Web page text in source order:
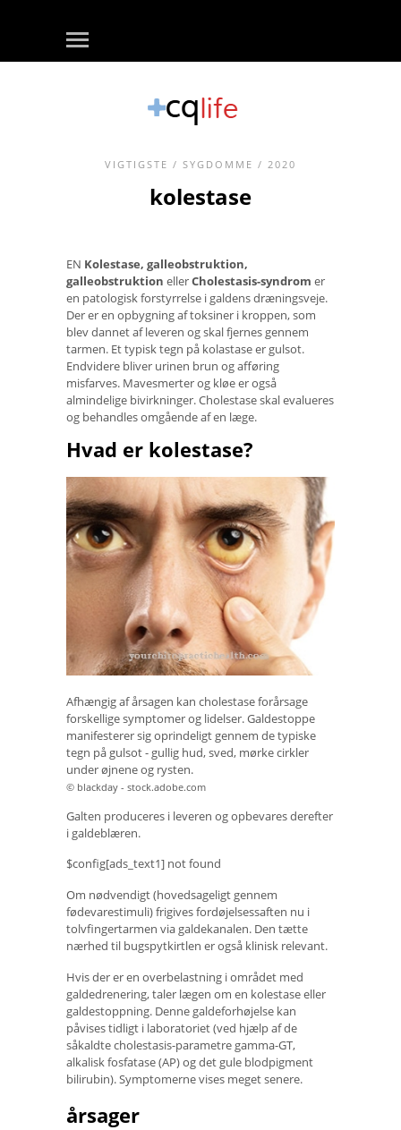
VIGTIGSTE / SYGDOMME / 2020
kolestase
EN Kolestase, galleobstruktion,
galleobstruktion ellerCholestasis-syndrom er
en patologisk forstyrrelse i galdens dræningsveje.
Der er en opbygning af toksiner i kroppen, som
blev dannet af leveren og skal fjernes gennem
tarmen. Et typisk tegn på kolastase er gulsot.
Endvidere bliver urinen brun og afføring
misfarves. Mavesmerter og kløe er også
almindelige bivirkninger. Cholestase skal evalueres
og behandles omgående af en læge.
Hvad er kolestase?
Afhængig af årsagen kan cholestase forårsage
forskellige symptomer og lidelser. Galdestoppe
manifesterer sig oprindeligt gennem de typiske
tegn på gulsot - gullig hud, sved, mørke cirkler
under øjnene og rysten.
© blackday - stock.adobe.com
Galten produceres i leveren og opbevares derefter
i galdeblæren.
$config[ads_text1] not found
Om nødvendigt (hovedsageligt gennem
fødevarestimuli) frigives fordøjelsessaften nu i
tolvfingertarmen via galdekanalen. Den tætte
nærhed til bugspytkirtlen er også klinisk relevant.
Hvis der er en overbelastning i området med
galdedrenering, taler lægen om en kolestase eller
galdestoppning. Denne galdeforhøjelse kan
påvises tidligt i laboratoriet (ved hjælp af de
såkaldte cholestasis-parametre gamma-GT,
alkalisk fosfatase (AP) og det gule blodpigment
bilirubin). Symptomerne vises meget senere.
årsager